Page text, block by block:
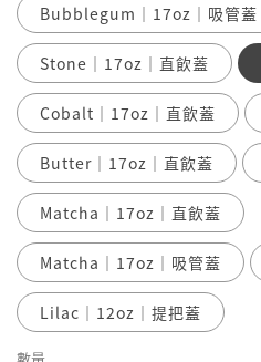
Bubblegum｜17oz｜吸管蓋
Stone｜17oz｜直飲蓋
Cobalt｜17oz｜直飲蓋
Butter｜17oz｜直飲蓋
Matcha｜17oz｜直飲蓋
Matcha｜17oz｜吸管蓋
Lilac｜12oz｜提把蓋
數量